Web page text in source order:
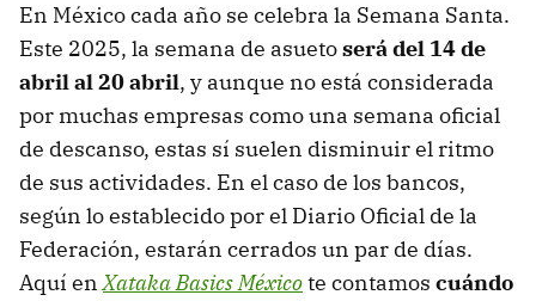
En México cada año se celebra la Semana Santa.
Este 2025, la semana de asuetoserá del 14 de
abril al 20 abril, y aunque no está considerada
por muchas empresas como una semana oficial
de descanso, estas sí suelen disminuir el ritmo
de sus actividades. En el caso de los bancos,
según lo establecido por el Diario Oficial de la
Federación, estarán cerrados un par de días.
Aquí enXataka Basics Méxicote contamos cuándo